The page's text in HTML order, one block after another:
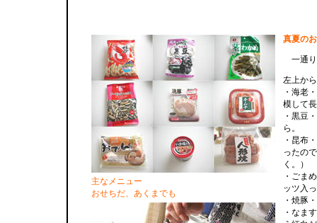
主なメニュー
おせちだ、あくまでも
真夏の
一通り
左上から
・海老
模して
・黒豆
ら。
・昆布
ったの
く。）
・ごま
ッツ入
・焼豚
・なま